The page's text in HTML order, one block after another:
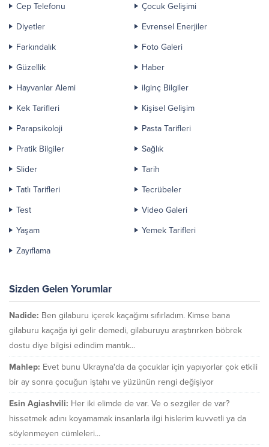
Cep Telefonu
Çocuk Gelişimi
Diyetler
Evrensel Enerjiler
Farkındalık
Foto Galeri
Güzellik
Haber
Hayvanlar Alemi
ilginç Bilgiler
Kek Tarifleri
Kişisel Gelişim
Parapsikoloji
Pasta Tarifleri
Pratik Bilgiler
Sağlık
Slider
Tarih
Tatlı Tarifleri
Tecrübeler
Test
Video Galeri
Yaşam
Yemek Tarifleri
Zayıflama
Sizden Gelen Yorumlar
Nadide: Ben gilaburu içerek kaçağımı sıfırladım. Kimse bana
gilaburu kaçağa iyi gelir demedi, gilaburuyu araştırırken böbrek
dostu diye bilgisi edindim mantık...
Mahlep: Evet bunu Ukrayna'da da çocuklar için yapıyorlar çok etkili
bir ay sonra çocuğun iştahı ve yüzünün rengi değişiyor
Esin Agiashvili: Her iki elimde de var. Ve o sezgiler de var?
hissetmek adını koyamamak insanlarla ilgi hislerim kuvvetli ya da
söylenmeyen cümleleri...